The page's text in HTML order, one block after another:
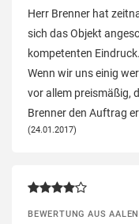
Herr Brenner hat
sich das Objekt
kompetenten
Wenn wir uns einig
vor allem preismäßig,
Brenner den Auftrag
(24.01.2017)
BEWERTUNG AUS AALEN